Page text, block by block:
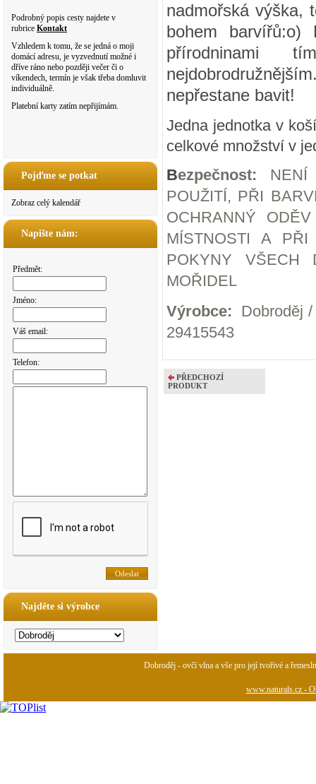
Podrobný popis cesty najdete v
rubrice Kontakt
Vzhledem k tomu, že se jedná o moji
domácí adresu, je vyzvednutí možné i
dříve ráno nebo později večer či o
víkendech, termín je však třeba domluvit
individuálně.
Platební karty zatím nepřijímám.
Pojďme se potkat
Zobraz celý kalendář
Napište nám:
Předmět:
Jméno:
Váš email:
Telefon:
Najděte si výrobce
nadmořská výška,
bohem barvířů:o)
přírodninami
nepřestane bavit!
Jedna jednotka v
celkové množství v
Bezpečnost: NENÍ
POUŽITÍ, PŘI
OCHRANNÝ
MÍSTNOSTI A PŘI
POKYNY VŠECH
MOŘIDEL
Výrobce: Dobroděj
29415543
PŘEDCHOZÍ
PRODUKT
Dobroděj - ovčí vlna a vše pro její tvořivé a
www.naturals.cz -